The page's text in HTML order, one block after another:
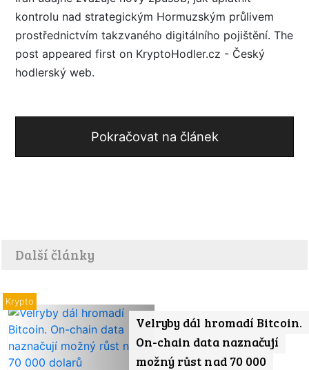
kontrolu nad strategickým Hormuzským průlivem
prostřednictvím takzvaného digitálního pojištění. The
post appeared first on KryptoHodler.cz - Český
hodlerský web.
Pokračovat na článek
Další články
Velryby dál hromadí Bitcoin.
On-chain data naznačují
možný růst nad 70 000
Krypto